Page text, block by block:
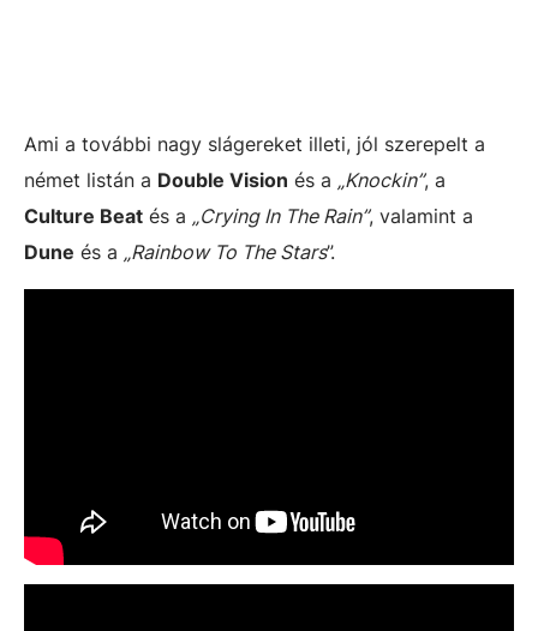
Ami a további nagy slágereket illeti, jól szerepelt a
német listán a Double Vision és a „Knockin”, a
Culture Beat és a „Crying In The Rain”, valamint a
Dune és a „Rainbow To The Stars”.